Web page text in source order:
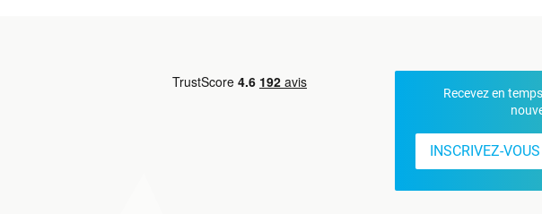
Recevez en
INSCRIVEZ-